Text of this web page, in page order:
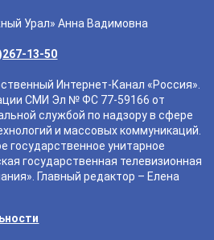
Урал» Анна Вадимовна
13-50
Интернет-Канал «Россия».
СМИ Эл № ФС 77-59166 от
службой по надзору в сфере
и массовых коммуникаций.
государственное унитарное
государственная телевизионная
Главный редактор – Елена